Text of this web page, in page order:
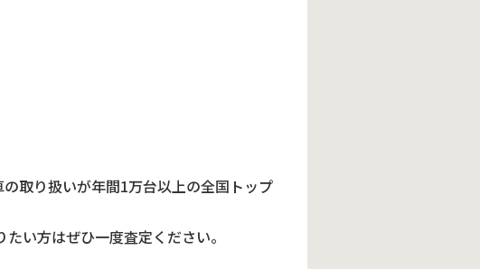
取り扱いが年間1万台以上の全国トップ
い方はぜひ一度査定ください。